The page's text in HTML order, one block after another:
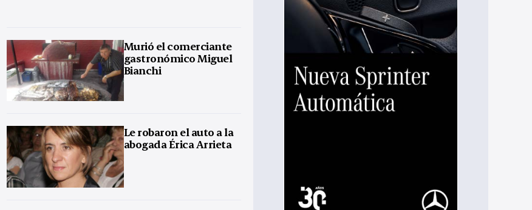
Murió el comerciante
gastronómico Miguel
Bianchi
Le robaron el auto a la
abogada Érica Arrieta